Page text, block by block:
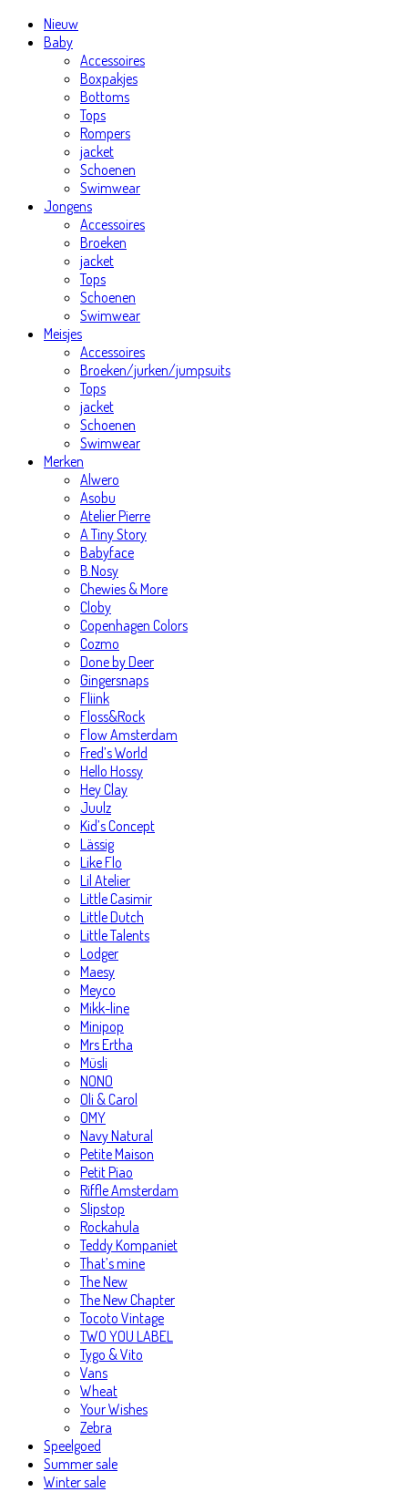
Nieuw
Baby
Accessoires
Boxpakjes
Bottoms
Tops
Rompers
jacket
Schoenen
Swimwear
Jongens
Accessoires
Broeken
jacket
Tops
Schoenen
Swimwear
Meisjes
Accessoires
Broeken/jurken/jumpsuits
Tops
jacket
Schoenen
Swimwear
Merken
Alwero
Asobu
Atelier Pierre
A Tiny Story
Babyface
B.Nosy
Chewies & More
Cloby
Copenhagen Colors
Cozmo
Done by Deer
Gingersnaps
Fliink
Floss&Rock
Flow Amsterdam
Fred’s World
Hello Hossy
Hey Clay
Juulz
Kid’s Concept
Lässig
Like Flo
Lil Atelier
Little Casimir
Little Dutch
Little Talents
Lodger
Maesy
Meyco
Mikk-line
Minipop
Mrs Ertha
Müsli
NONO
Oli & Carol
OMY
Navy Natural
Petite Maison
Petit Piao
Riffle Amsterdam
Slipstop
Rockahula
Teddy Kompaniet
That’s mine
The New
The New Chapter
Tocoto Vintage
TWO YOU LABEL
Tygo & Vito
Vans
Wheat
Your Wishes
Zebra
Speelgoed
Summer sale
Winter sale